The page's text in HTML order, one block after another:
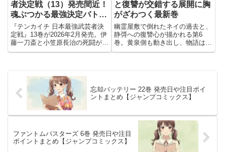
者決定戦（13）発売間近！
魂ぶつかる最強決定バト
ル、ついに第一回戦クライ
マックス🔥
『テンカイチ 日本最強武芸者決
定戦』13巻が2026年2月発売。伊
藤一刀斎と小笠原長治の死闘が描
かれる注目の最新巻情報を解説し
と復讐が交錯する展開に胸
がざわつく最新巻
幽霊屋敷で倒れたネイの過去と、
静彁への復讐心が描かれる第6
巻。黄泉側も動き出し、物語は新
たな狂気へ突入。
忘却バッテリー 22巻 発売日や注目ポイ
ントまとめ【ジャンプコミックス】
ファントムバスターズ 6巻 発売日や注目
ポイントまとめ【ジャンプコミックス】